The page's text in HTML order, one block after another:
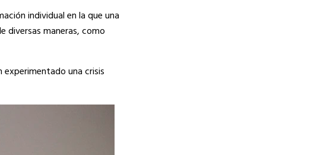
individual en la que una
diversas maneras, como
una crisis